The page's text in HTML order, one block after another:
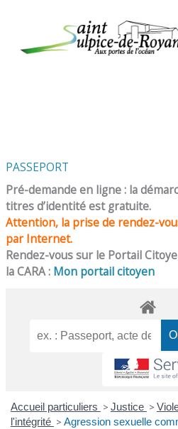
PASSEPORT
Pré-demande en ligne : la
titres d’identité est gratuite.
Attention, la prise de rendez-
par Internet.
Rendez-vous sur le Portail
la CARA : Mon portail citoyen
Accueil particuliers > Justice >
l'intégrité > Agression sexuelle